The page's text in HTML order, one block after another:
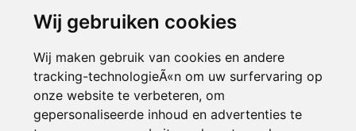
Wij gebruiken cookies
Wij maken gebruik van cookies en andere
tracking-technologieÃ«n om uw surfervaring op
onze website te verbeteren, om
gepersonaliseerde inhoud en advertenties te
de code te wijzigen.